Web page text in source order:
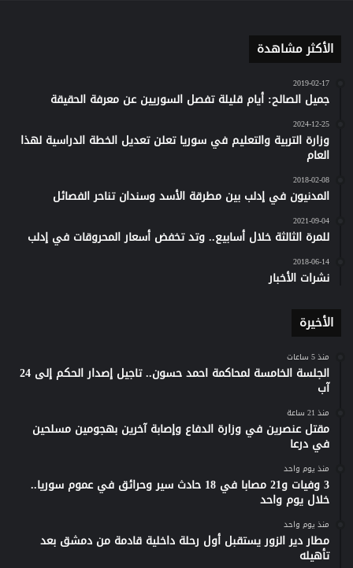
الأكثر مشاهدة
2019-02-17
جميل الصالح: أيام قليلة تفصل السوريين عن معرفة الحقيقة
2024-12-25
وزارة التربية والتعليم في سوريا تعلن تعديل الخطة الدراسية لهذا
العام
2018-02-08
المدنيون في إدلب بين مطرقة الأسد وسندان تناحر الفصائل
2021-09-04
للمرة الثالثة خلال أسابيع.. وتد تخفض أسعار المحروقات في إدلب
2018-06-14
نشرات الأخبار
الأخيرة
منذ 5 ساعات
الجلسة الخامسة لمحاكمة احمد حسون.. تاجيل إصدار الحكم إلى 24
آب
منذ 21 ساعة
مقتل عنصرين في وزارة الدفاع وإصابة آخرين بهجومين مسلحين
في درعا
منذ يوم واحد
3 وفيات و21 مصابا في 18 حادث سير وحرائق في عموم سوريا..
خلال يوم واحد
منذ يوم واحد
مطار دير الزور يستقبل أول رحلة داخلية قادمة من دمشق بعد
تأهيله